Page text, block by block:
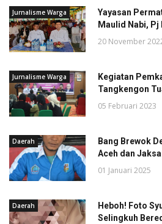
Jurnalisme Warga
Yayasan
Maulid Nabi,
20 November
Jurnalisme Warga
Kegiatan
Tangkengon
05 Februari 2023
Daerah
Bang Brewok
Aceh dan
01 Januari 2025
Daerah
Heboh! Foto
Selingkuh